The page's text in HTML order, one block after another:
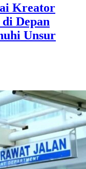
Kreator
Depan
Unsur